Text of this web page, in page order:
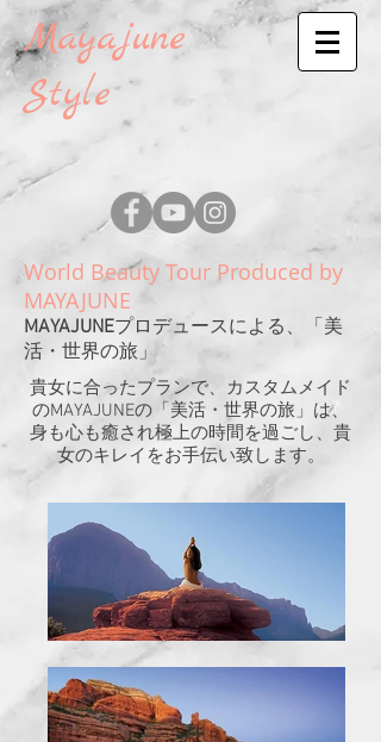
Mayajune
Style
World Beauty Tour Produced by
MAYAJUNE
MAYAJUNEプロデュースによる、「美
活・世界の旅」
貴女に合ったプランで、カスタムメイド
のMAYAJUNEの「美活・世界の旅」は、
身も心も癒され極上の時間を過ごし、貴
女のキレイをお手伝い致します。